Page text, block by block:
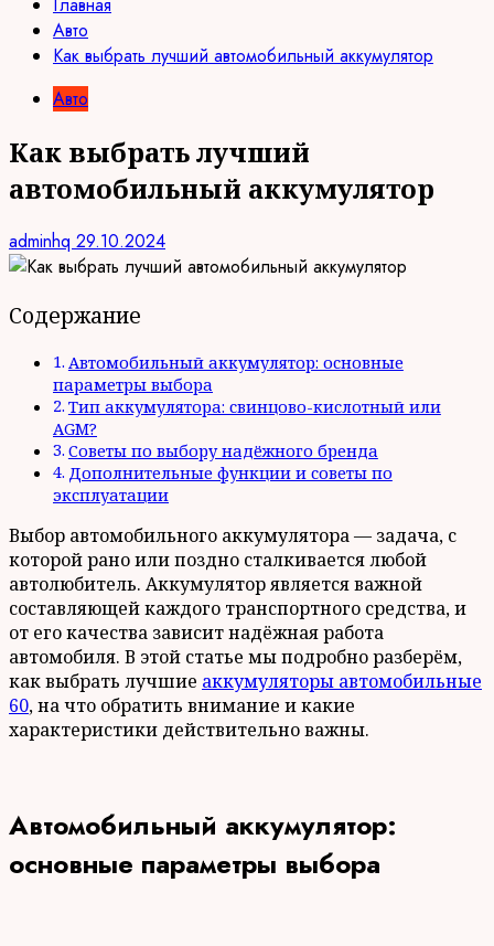
Авто
Как выбрать лучший автомобильный аккумулятор
Авто
Как выбрать лучший
автомобильный аккумулятор
adminhq 29.10.2024
Содержание
Автомобильный аккумулятор: основные
параметры выбора
Тип аккумулятора: свинцово-кислотный или
AGM?
Советы по выбору надёжного бренда
Дополнительные функции и советы по
эксплуатации
Выбор автомобильного аккумулятора — задача, с
которой рано или поздно сталкивается любой
автолюбитель. Аккумулятор является важной
составляющей каждого транспортного средства, и
от его качества зависит надёжная работа
автомобиля. В этой статье мы подробно разберём,
как выбрать лучшие аккумуляторы автомобильные
60, на что обратить внимание и какие
характеристики действительно важны.
Автомобильный аккумулятор:
основные параметры выбора